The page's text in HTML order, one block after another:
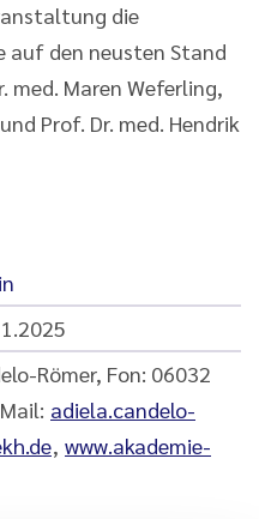
die
auf den neusten Stand
med. Maren Weferling,
Prof. Dr. med. Hendrik
Römer, Fon: 06032
adiela.candelo-
, www.akademie-